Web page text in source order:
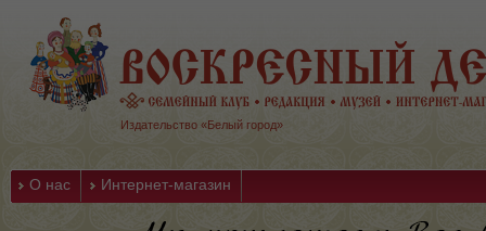
Издательство «Белый город»
О нас Интернет-магазин